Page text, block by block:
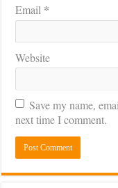
Email *
Website
Save my name,
next time I comment.